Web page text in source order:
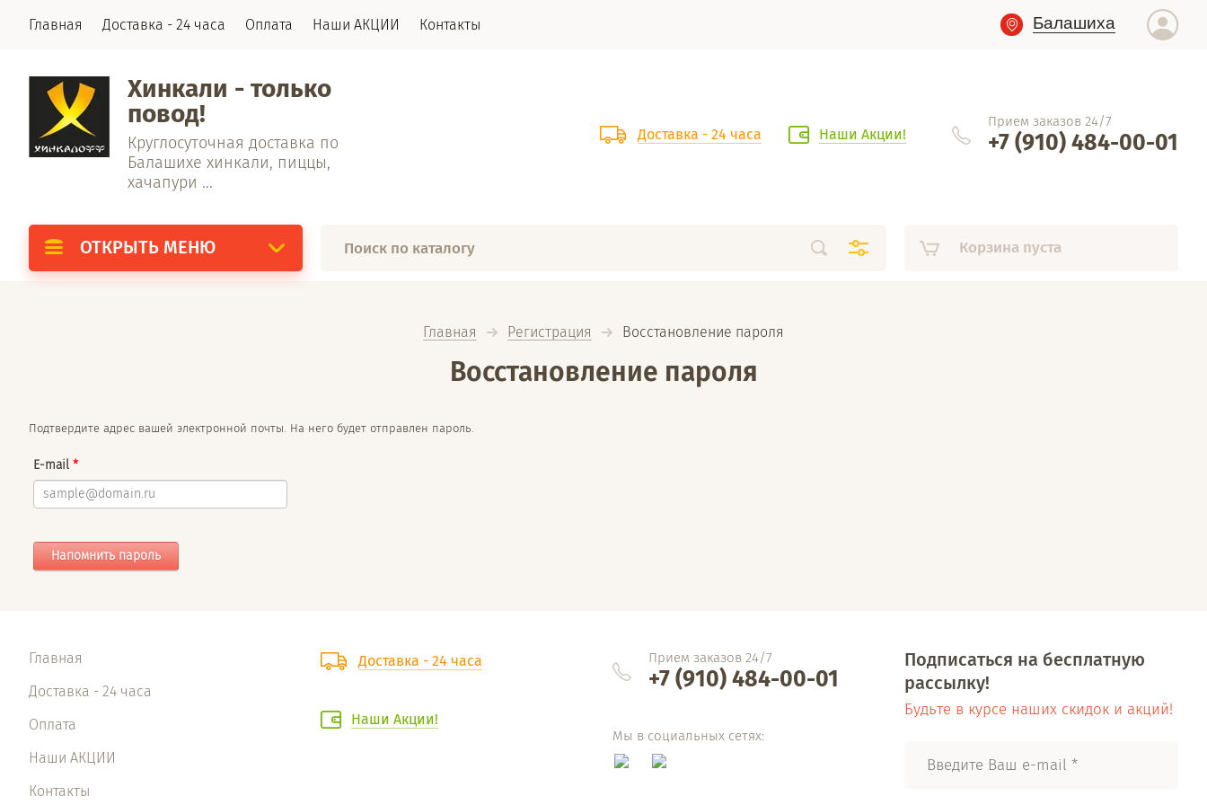
Главная Доставка - 24 часа Оплата Наши АКЦИИ Контакты Балашиха
Хинкали - только
повод!
Круглосуточная доставка по
Балашихе хинкали, пиццы,
хачапури ...
Доставка - 24 часа Наши Акции!
Прием заказов 24/7
+7 (910) 484-00-01
ОТКРЫТЬ МЕНЮ Корзина пуста
Главная Регистрация
  Восстановление пароля
Восстановление пароля
Подтвердите адрес вашей электронной почты. На него будет отправлен пароль.
E-mail*
Напомнить пароль
Главная
Доставка - 24 часа
Оплата
Наши АКЦИИ
Контакты
Доставка - 24 часа
Наши Акции!
Прием заказов 24/7
+7 (910) 484-00-01
Мы в социальных сетях:
Подписаться на бесплатную
рассылку!
Будьте в курсе наших скидок и акций!